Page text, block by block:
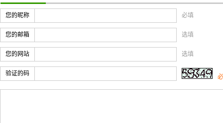
您的昵称 必填
您的邮箱 选填
您的网站 选填
验证的码